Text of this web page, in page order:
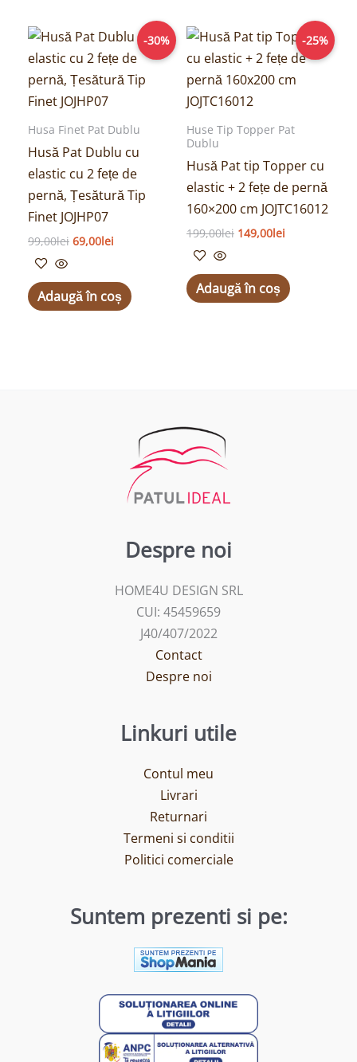
-30%
Husa Finet Pat Dublu
Husă Pat Dublu cu
elastic cu 2 fețe de
pernă, Țesătură Tip
Finet JOJHP07
99,00lei
Prețul
inițial
a
fost:
99,00lei.
69,00lei
Prețul
curent
este:
69,00lei.
Adaugă în coș
-25%
Huse Tip Topper Pat
Dublu
Husă Pat tip Topper cu
elastic + 2 fețe de pernă
160×200 cm JOJTC16012
199,00lei
Prețul
inițial
a
fost:
199,00lei.
149,00lei
Prețul
curent
este:
149,00lei.
Adaugă în coș
Despre noi
HOME4U DESIGN SRL
CUI: 45459659
J40/407/2022
Contact
Despre noi
Linkuri utile
Contul meu
Livrari
Returnari
Termeni si conditii
Politici comerciale
Suntem prezenti si pe: